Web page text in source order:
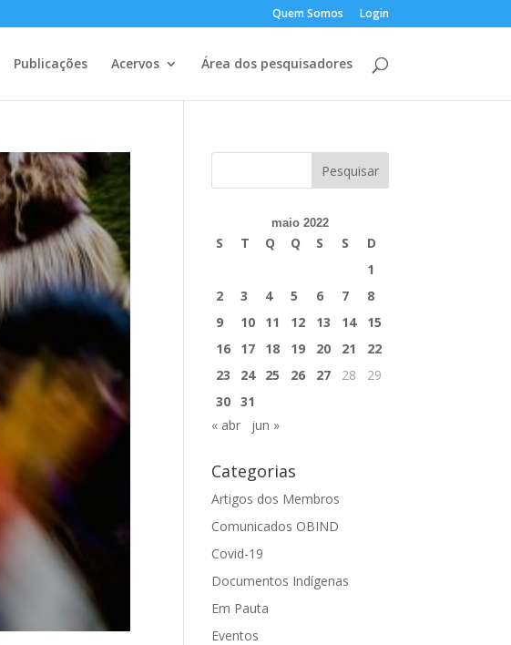
Quem Somos Login
Publicações Acervos Área dos pesquisadores
maio 2022
S T Q Q S S
D
1
2
3 4 5 6 7
8
9
10 11 12 13 14
15
16
17 18 19 20 21
22
23
24 25 26 27 28
29
30 31
« abr
jun »
Categorias
Artigos dos Membros
Comunicados OBIND
Covid-19
Documentos Indígenas
Em Pauta
Eventos